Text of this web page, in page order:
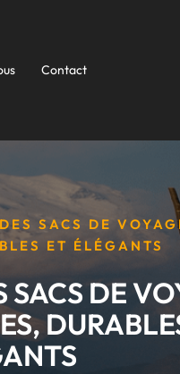
Contact
SACS DE
ET ÉLÉGANTS
DE